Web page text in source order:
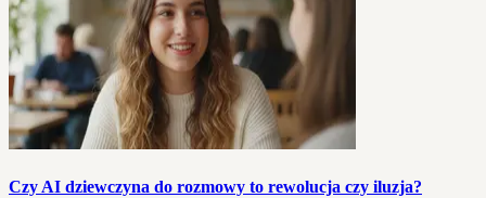
Czy AI dziewczyna do rozmowy to rewolucja czy iluzja?